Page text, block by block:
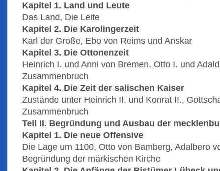
Kapitel 1. Land und Leute
Das Land, Die Leite
Kapitel 2. Die Karolingerzeit
Karl der Große, Ebo von Reims und Anskar
Kapitel 3. Die Ottonenzeit
Heinrich I. und Anni von Bremen, Otto I. und
Zusammenbruch
Kapitel 4. Die Zeit der salischen Kaiser
Zustände unter Heinrich II. und Konrat II.,
Zusammenbruch
Teil II. Begründung und Ausbau der
Kapitel 1. Die neue Offensive
Die Lage um 1100, Otto von Bamberg, Adalbero
Begründung der märkischen Kirche